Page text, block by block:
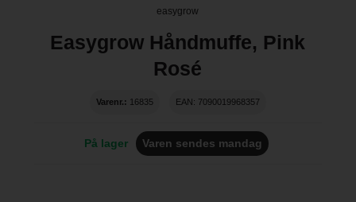
easygrow
Easygrow Håndmuffe, Pink
Rosé
Varenr.: 16835 EAN: 7090019968357
På lager Varen sendes mandag